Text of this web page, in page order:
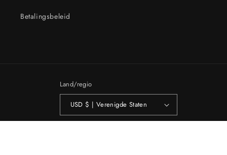
Betalingsbeleid
Land/regio
USD $ | Verenigde Staten